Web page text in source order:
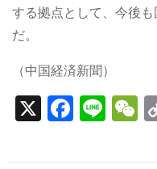
する拠点として、今後
だ。
（中国経済新聞）
X F
a
Li
n e